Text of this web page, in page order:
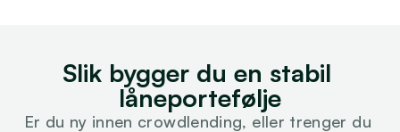
Slik bygger du en stabil
låneportefølje
Er du ny innen crowdlending, eller trenger du